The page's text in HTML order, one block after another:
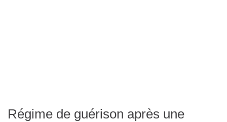
Régime de guérison après une